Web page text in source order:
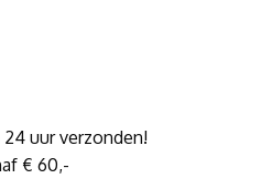
uur verzonden!
€ 60,-